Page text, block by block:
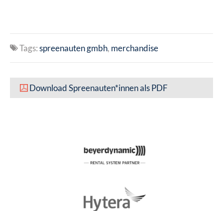
Tags:spreenauten gmbh merchandise
Download Spreenauten*innen als PDF